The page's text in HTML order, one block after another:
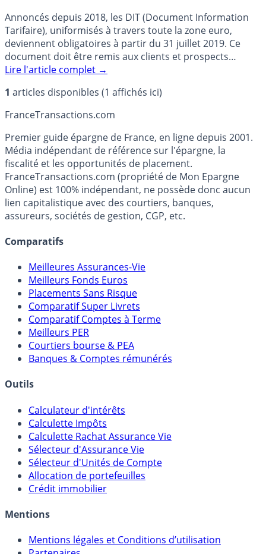
Annoncés depuis 2018, les DIT (Document Information
Tarifaire), uniformisés à travers toute la zone euro,
deviennent obligatoires à partir du 31 juillet 2019. Ce
document doit être remis aux clients et prospects
dés (...)
Lire l'article complet →
1 articles disponibles (1 affichés ici)
FranceTransactions.com
Premier guide épargne de France, en ligne depuis 2001.
Média indépendant de référence sur l'épargne, la
fiscalité et les opportunités de placement.
FranceTransactions.com (propriété de Mon Epargne
Online) est 100% indépendant, ne possède donc aucun
lien capitalistique avec des courtiers, banques,
assureurs, sociétés de gestion, CGP, etc.
Comparatifs
Meilleures Assurances-Vie
Meilleurs Fonds Euros
Placements Sans Risque
Comparatif Super Livrets
Comparatif Comptes à Terme
Meilleurs PER
Courtiers bourse & PEA
Banques & Comptes rémunérés
Outils
Calculateur d'intérêts
Calculette Impôts
Calculette Rachat Assurance Vie
Sélecteur d'Assurance Vie
Sélecteur d'Unités de Compte
Allocation de portefeuilles
Crédit immobilier
Mentions
Mentions légales et Conditions d’utilisation